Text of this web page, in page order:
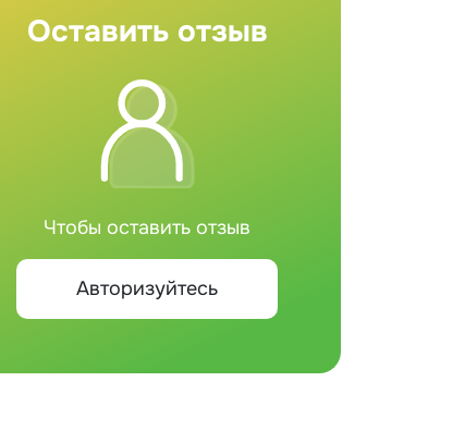
Оставить отзыв
Чтобы оставить отзыв
Авторизуйтесь